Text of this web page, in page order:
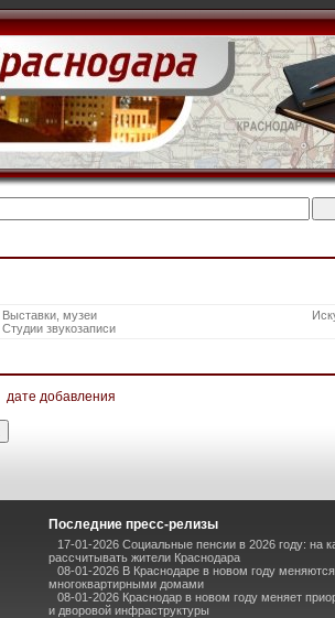
Выставки, музеи
Студии звукозаписи
дате добавления
Последние пресс-релизы
17-01-2026 Социальные пенсии в 2026 году: на
рассчитывать жители Краснодара
08-01-2026 В Краснодаре в новом году
многоквартирными домами
08-01-2026 Краснодар в новом году меняет
и дворовой инфраструктуры